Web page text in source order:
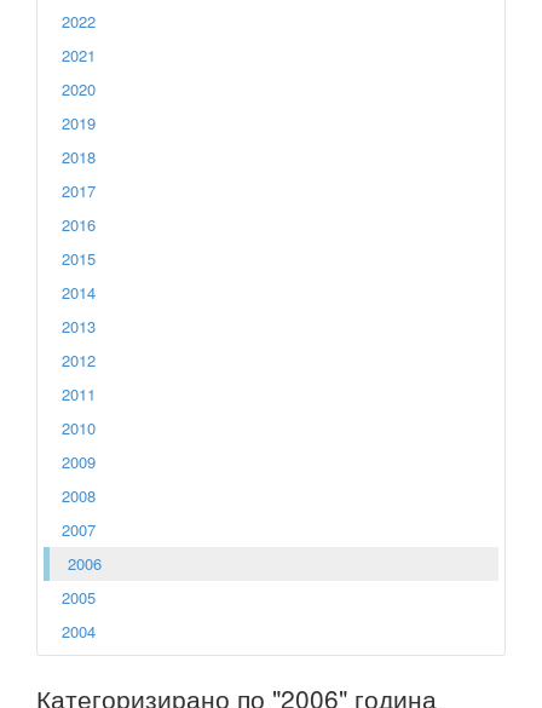
2022
2021
2020
2019
2018
2017
2016
2015
2014
2013
2012
2011
2010
2009
2008
2007
2006
2005
2004
Категоризирано по "2006" година